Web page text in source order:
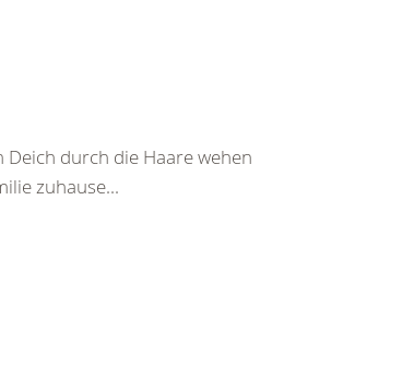
durch die Haare wehen
zuhause...